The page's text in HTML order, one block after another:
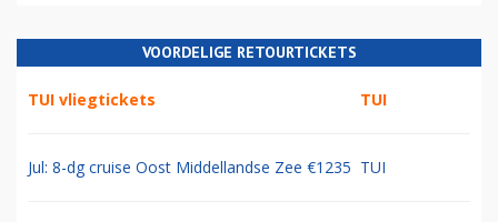
VOORDELIGE RETOURTICKETS
TUI vliegtickets TUI
Jul: 8-dg cruise Oost Middellandse Zee €1235 TUI